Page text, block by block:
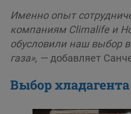
Именно опыт
компаниям Climalifeи
обусловили наш выбор в
газа», —добавляет
Выбор хладагента